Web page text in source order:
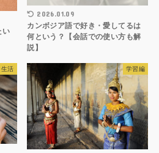
い
2026.01.09
カンボジア語で好き・愛してるは
何という？【会話での使い方も解
説】
活 学習編